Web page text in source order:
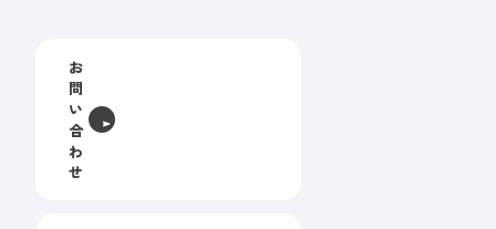
お
問
い
合
わ
せ